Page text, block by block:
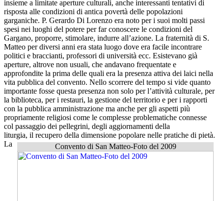
insieme a limitate aperture culturali, anche interessanti tentativi di
risposta alle condizioni di antica povertà delle popolazioni
garganiche. P. Gerardo Di Lorenzo era noto per i suoi molti passi
spesi nei luoghi del potere per far conoscere le condizioni del
Gargano, proporre, stimolare, indurre all’azione. La fraternità di S.
Matteo per diversi anni era stata luogo dove era facile incontrare
politici e braccianti, professori di università ecc. Esistevano già
aperture, altrove non usuali, che andavano frequentate e
approfondite la prima delle quali era la presenza attiva dei laici nella
vita pubblica del convento. Nello scorrere del tempo si vide quanto
importante fosse questa presenza non solo per l’attività culturale, per
la biblioteca, per i restauri, la gestione del territorio e per i rapporti
con la pubblica amministrazione ma anche per gli aspetti più
propriamente religiosi come le complesse problematiche connesse
col passaggio dei pellegrini, degli aggiornamenti della
liturgia, il recupero della dimensione popolare nelle pratiche di pietà.
L
Convento di San Matteo-Foto del 2009
a